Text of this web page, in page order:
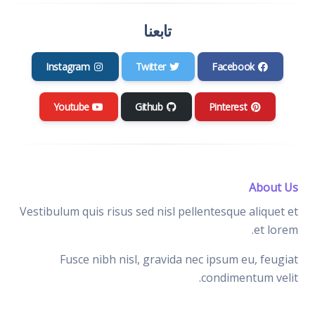
تابعنا
Facebook
Twitter
Instagram
Pinterest
Github
Youtube
About Us
Vestibulum quis risus sed nisl pellentesque aliquet et
et lorem.
Fusce nibh nisl, gravida nec ipsum eu, feugiat
condimentum velit.